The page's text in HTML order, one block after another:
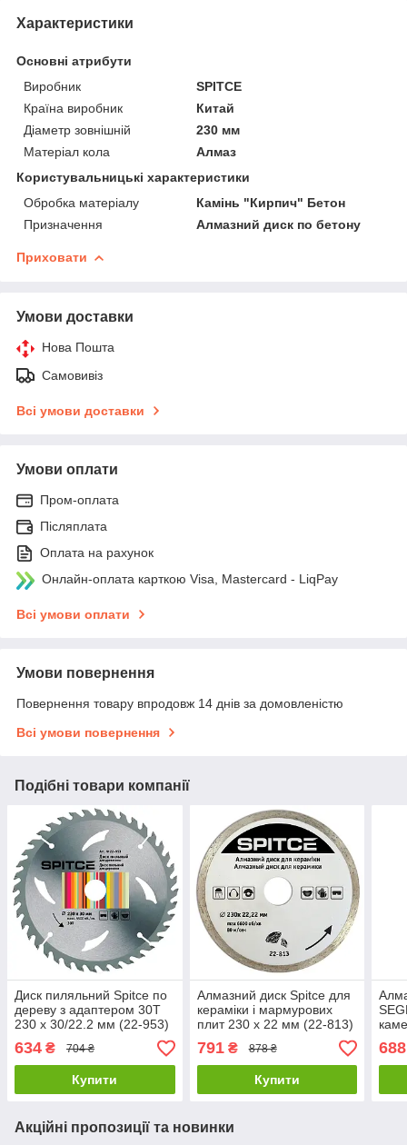
Характеристики
Основні атрибути
Виробник
SPITCE
Країна виробник
Китай
Діаметр зовнішній
230 мм
Матеріал кола
Алмаз
Користувальницькі характеристики
Обробка матеріалу
Камінь "Кирпич" Бетон
Призначення
Алмазний диск по бетону
Приховати
Умови доставки
Нова Пошта
Самовивіз
Всі умови доставки
Умови оплати
Пром-оплата
Післяплата
Оплата на рахунок
Онлайн-оплата карткою Visa, Mastercard - LiqPay
Всі умови оплати
Умови повернення
Повернення товару впродовж 14 днів за домовленістю
Всі умови повернення
Подібні товари компанії
Диск пиляльний Spitce по
дереву з адаптером 30Т
230 х 30/22.2 мм (22-953)
634 ₴ 704 ₴
Купити
Алмазний диск Spitce для
кераміки і мармурових
плит 230 х 22 мм (22-813)
791₴ 878 ₴
Купити
803)
688
Акційні пропозиції та новинки